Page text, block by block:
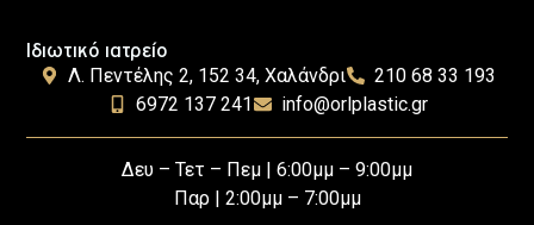
Ιδιωτικό ιατρείο
Λ. Πεντέλης 2, 152 34, Χαλάνδρι
210 68 33 193
6972 137 241
info@orlplastic.gr
Δευ – Τετ – Πεμ | 6:00μμ – 9:00μμ
Παρ | 2:00μμ – 7:00μμ